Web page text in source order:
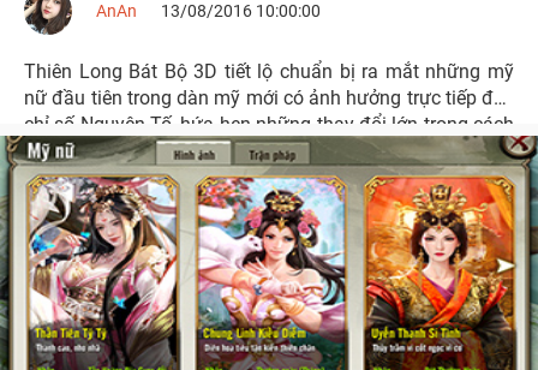
AnAn 13/08/2016 10:00:00
Thiên Long Bát Bộ 3D tiết lộ chuẩn bị ra mắt những mỹ
nữ đầu tiên trong dàn mỹ mới có ảnh hưởng trực tiếp đến
chỉ số Nguyên Tố, hứa hẹn những thay đổi lớn trong cách
xếp trận pháp.